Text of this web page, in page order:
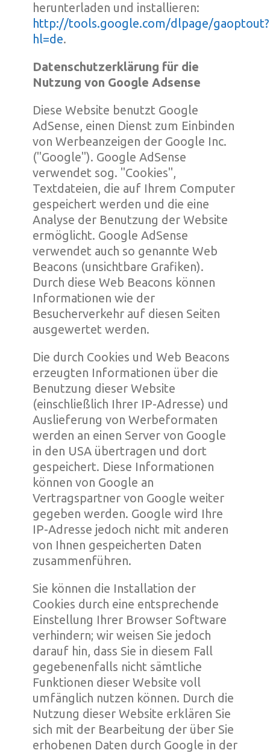
herunterladen und installieren:
http://tools.google.com/dlpage/gaoptout?
hl=de.
Datenschutzerklärung für die
Nutzung von Google Adsense
Diese Website benutzt Google
AdSense, einen Dienst zum Einbinden
von Werbeanzeigen der Google Inc.
("Google"). Google AdSense
verwendet sog. "Cookies",
Textdateien, die auf Ihrem Computer
gespeichert werden und die eine
Analyse der Benutzung der Website
ermöglicht. Google AdSense
verwendet auch so genannte Web
Beacons (unsichtbare Grafiken).
Durch diese Web Beacons können
Informationen wie der
Besucherverkehr auf diesen Seiten
ausgewertet werden.
Die durch Cookies und Web Beacons
erzeugten Informationen über die
Benutzung dieser Website
(einschließlich Ihrer IP-Adresse) und
Auslieferung von Werbeformaten
werden an einen Server von Google
in den USA übertragen und dort
gespeichert. Diese Informationen
können von Google an
Vertragspartner von Google weiter
gegeben werden. Google wird Ihre
IP-Adresse jedoch nicht mit anderen
von Ihnen gespeicherten Daten
zusammenführen.
Sie können die Installation der
Cookies durch eine entsprechende
Einstellung Ihrer Browser Software
verhindern; wir weisen Sie jedoch
darauf hin, dass Sie in diesem Fall
gegebenenfalls nicht sämtliche
Funktionen dieser Website voll
umfänglich nutzen können. Durch die
Nutzung dieser Website erklären Sie
sich mit der Bearbeitung der über Sie
erhobenen Daten durch Google in der